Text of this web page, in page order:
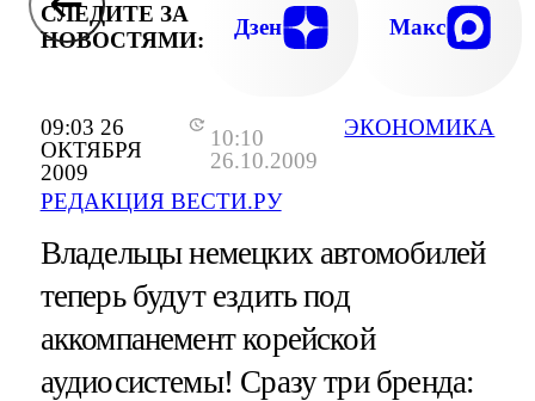
09:03 26
ОКТЯБРЯ
2009
10:10
26.10.2009
РЕДАКЦИЯ ВЕСТИ.РУ
ЭКОНОМИКА
СЛЕДИТЕ ЗА
НОВОСТЯМИ:
Дзен Макс
Владельцы немецких автомобилей
теперь будут ездить под
аккомпанемент корейской
аудиосистемы! Сразу три бренда: